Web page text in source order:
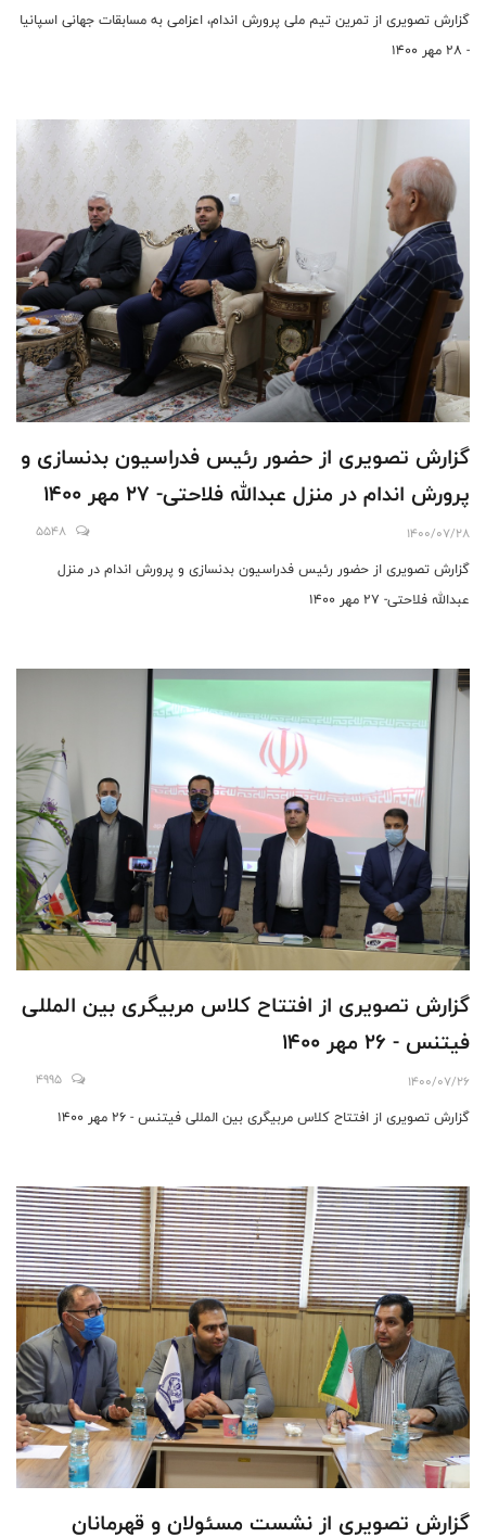
گزارش تصویری از تمرین تیم ملی پرورش اندام، اعزامی به مسابقات جهانی اسپانیا
- 28 مهر 1400
گزارش تصویری از حضور رئیس فدراسیون بدنسازی و
پرورش اندام در منزل عبدالله فلاحتی- 27 مهر 1400
1400/07/28
5548
گزارش تصویری از حضور رئیس فدراسیون بدنسازی و پرورش اندام در منزل
عبدالله فلاحتی- 27 مهر 1400
گزارش تصویری از افتتاح کلاس مربیگری بین المللی
فیتنس - 26 مهر 1400
1400/07/26
4995
گزارش تصویری از افتتاح کلاس مربیگری بین المللی فیتنس - 26 مهر 1400
گزارش تصویری از نشست مسئولان و قهرمانان